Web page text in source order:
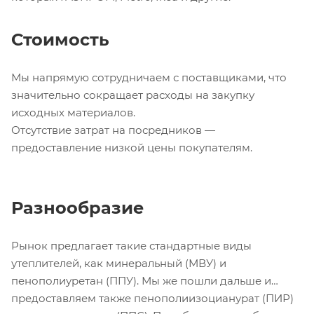
Стоимость
Мы напрямую сотрудничаем с поставщиками, что
значительно сокращает расходы на закупку
исходных материалов.
Отсутствие затрат на посредников —
предоставление низкой цены покупателям.
Разнообразие
Рынок предлагает такие стандартные виды
утеплителей, как минеральный (МВУ) и
пенополиуретан (ППУ). Мы же пошли дальше и
предоставляем также пенополиизоцианурат (ПИР)